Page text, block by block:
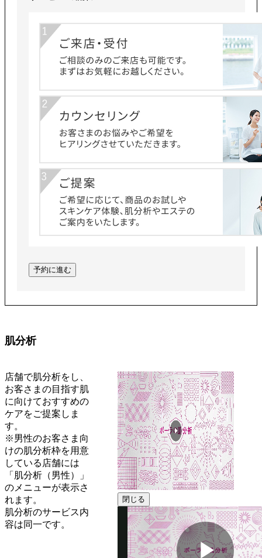
予約に進む
肌分析
店舗で肌分析をし、
お客さまの目指す肌
に向けておすすめの
ケアをご提案しま
す。
※男性のお客さま向
けの肌分析枠を用意
している店舗には
「肌分析（男性）」
のメニューが表示さ
れます。
肌分析のサービス内
容は同一です。
閉じる